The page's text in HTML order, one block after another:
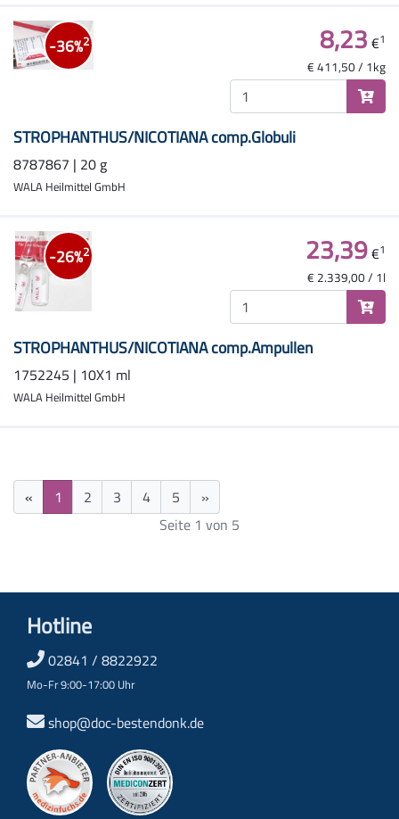
-36%2
STROPHANTHUS/NICOTIANA comp.Globuli
8787867 | 20 g
WALA Heilmittel GmbH
8,23€1
€ 411,50 / 1kg
-26%2
STROPHANTHUS/NICOTIANA comp.Ampullen
1752245 | 10X1 ml
WALA Heilmittel GmbH
23,39€1
€ 2.339,00 / 1l
« 1 2 3 4 5
»
Seite 1 von 5
Hotline
02841 / 8822922
Mo-Fr 9:00-17:00 Uhr
shop@doc-bestendonk.de